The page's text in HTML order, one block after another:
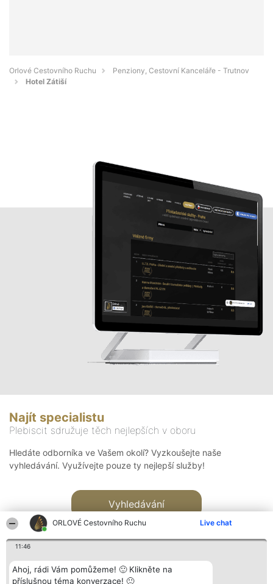
ORLOVÉ Cestovního Ruchu Live chat
11:46
Ahoj, rádi Vám pomůžeme! 🙂 Klikněte na
příslušnou téma konverzace! 🙂
Orlové Cestovního Ruchu
Penziony, Cestovní Kanceláře - Trutnov
Hotel Zátiší
Najít specialistu
Plebiscit sdružuje těch nejlepších v oboru
Hledáte odborníka ve Vašem okolí? Vyzkoušejte naše
vyhledávání. Využívejte pouze ty nejlepší služby!
Vyhledávání